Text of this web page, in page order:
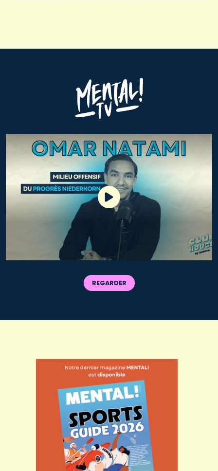
REGARDER